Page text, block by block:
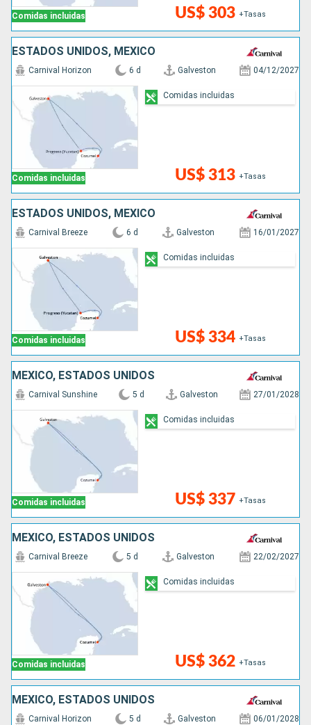
Comidas incluidas US$ 303 +Tasas
ESTADOS UNIDOS, MÉXICO
Comidas incluidas
Carnival Horizon 6 d Galveston 04/12/2027
US$ 313 +Tasas
Comidas incluidas
ESTADOS UNIDOS, MÉXICO
Comidas incluidas
Carnival Breeze 6 d Galveston 16/01/2027
US$ 334 +Tasas
Comidas incluidas
MÉXICO, ESTADOS UNIDOS
Comidas incluidas
Carnival Sunshine 5 d Galveston 27/01/2028
US$ 337 +Tasas
Comidas incluidas
MÉXICO, ESTADOS UNIDOS
Comidas incluidas
Carnival Breeze 5 d Galveston 22/02/2027
US$ 362 +Tasas
Comidas incluidas
MÉXICO, ESTADOS UNIDOS
Carnival Horizon 5 d Galveston 06/01/2028